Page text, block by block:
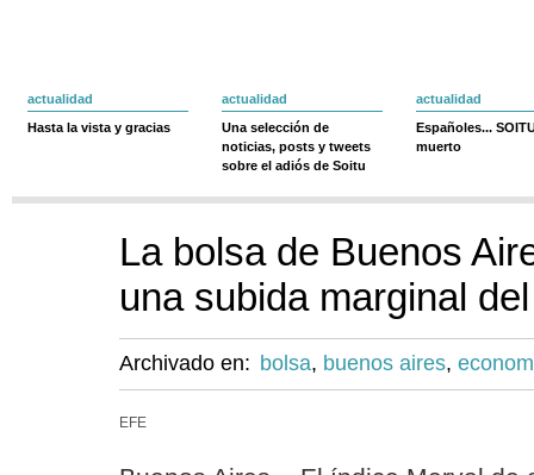
actualidad
Hasta la vista y gracias
actualidad
Una selección de
noticias, posts y tweets
sobre el adiós de Soitu
actualidad
Españoles...
muerto
La bolsa de Buenos
una subida marginal
Archivado en: bolsa, buenos aires,
EFE